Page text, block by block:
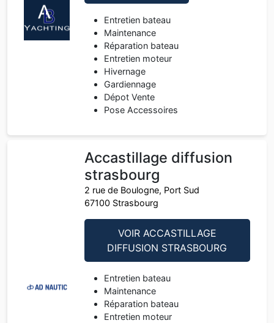
Entretien bateau
Maintenance
Réparation bateau
Entretien moteur
Hivernage
Gardiennage
Dépot Vente
Pose Accessoires
Accastillage diffusion
strasbourg
2 rue de Boulogne, Port Sud
67100 Strasbourg
VOIR ACCASTILLAGE
DIFFUSION STRASBOURG
Entretien bateau
Maintenance
Réparation bateau
Entretien moteur